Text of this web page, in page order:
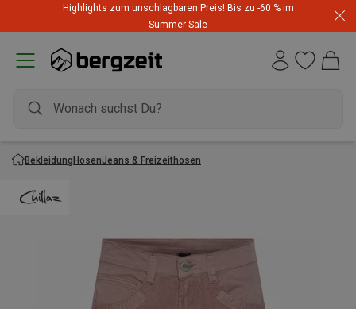
Highlights zum unschlagbaren Preis! Bis zu -60 % im
Summer Sale
BekleidungHosenJeans & Freizeithosen